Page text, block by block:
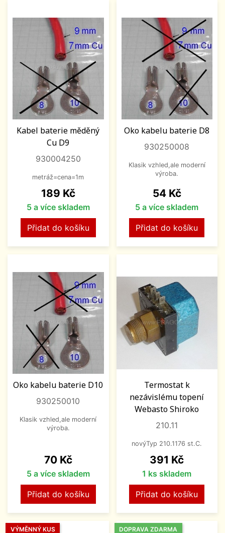
Kabel baterie měděný
Cu D9
930004250
metráž=cena=1m
Cena
189 Kč
5 a více skladem
Přidat do košíku
Oko kabelu baterie D8
930250008
Klasik vzhled,ale moderní
výroba.
Cena
54 Kč
5 a více skladem
Přidat do košíku
Oko kabelu baterie D10
930250010
Klasik vzhled,ale moderní
výroba.
Cena
70 Kč
5 a více skladem
Přidat do košíku
Termostat k
nezávislému topení
Webasto Shiroko
210.11
novýTyp 210.1176 st.C.
Cena
391 Kč
1 ks skladem
Přidat do košíku
VÝMĚNNÝ KUS
DOPRAVA ZDARMA